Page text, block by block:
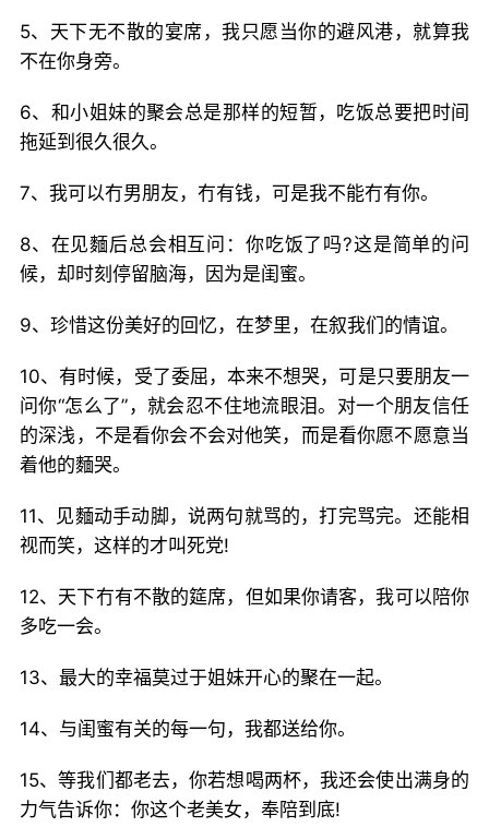
5、天下无不散的宴席，我只愿当你的避风港，就算我
不在你身旁。
6、和小姐妹的聚会总是那样的短暂，吃饭总要把时间
拖延到很久很久。
7、我可以冇男朋友，冇有钱，可是我不能冇有你。
8、在见麵后总会相互问：你吃饭了吗?这是简单的问
候，却时刻停留脑海，因为是闺蜜。
9、珍惜这份美好的回忆，在梦里，在叙我们的情谊。
10、有时候，受了委屈，本来不想哭，可是只要朋友一
问你“怎么了”，就会忍不住地流眼泪。对一个朋友信任
的深浅，不是看你会不会对他笑，而是看你愿不愿意当
着他的麵哭。
11、见麵动手动脚，说两句就骂的，打完骂完。还能相
视而笑，这样的才叫死党!
12、天下冇有不散的筵席，但如果你请客，我可以陪你
多吃一会。
13、最大的幸福莫过于姐妹开心的聚在一起。
14、与闺蜜有关的每一句，我都送给你。
15、等我们都老去，你若想喝两杯，我还会使出满身的
力气告诉你：你这个老美女，奉陪到底!